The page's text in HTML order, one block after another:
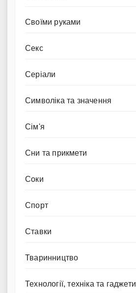
Своїми руками
Секс
Серіали
Символіка та значення
Сім'я
Сни та прикмети
Соки
Спорт
Ставки
Тваринництво
Технології, техніка та гаджети